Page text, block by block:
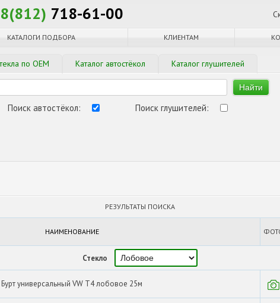
8(812) 718-61-00
КАТАЛОГИ ПОДБОРА КЛИЕНТАМ
по OEM Каталог автостёкол Каталог глушителей
Найти
Поиск автостёкол: Поиск глушителей:
РЕЗУЛЬТАТЫ ПОИСКА
НАИМЕНОВАНИЕ
Стекло
Бурт универсальный VW T4 лобовое 25м